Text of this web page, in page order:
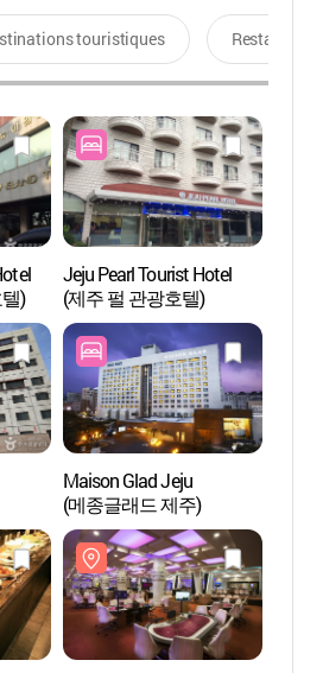
touristiques Restaurants
)
Jeju Pearl Tourist Hotel
(제주 펄 관광호텔)
Maison Glad Jeju
(메종글래드 제주)